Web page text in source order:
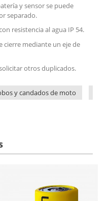
y sensor se puede
separado.
resistencia al agua IP 54.
cierre mediante un eje de
otros duplicados.
y candados de moto